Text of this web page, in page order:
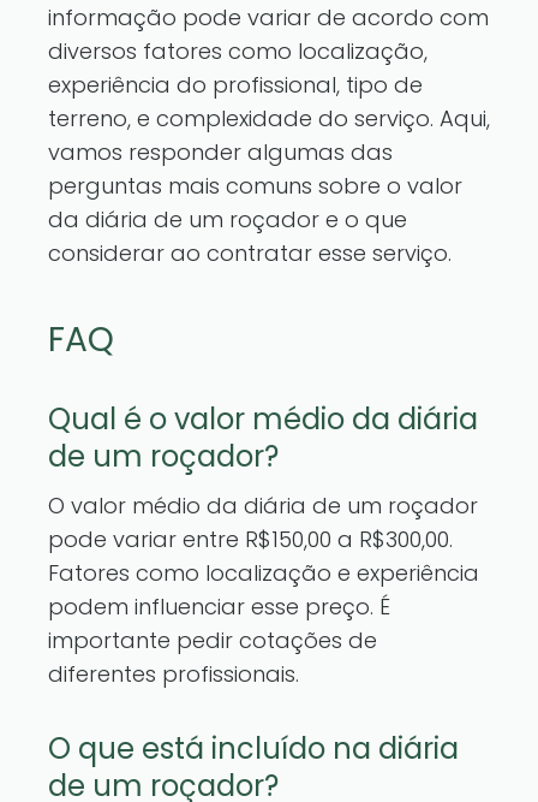
informação pode variar de acordo com
diversos fatores como localização,
experiência do profissional, tipo de
terreno, e complexidade do serviço. Aqui,
vamos responder algumas das
perguntas mais comuns sobre o valor
da diária de um roçador e o que
considerar ao contratar esse serviço.
FAQ
Qual é o valor médio da diária
de um roçador?
O valor médio da diária de um roçador
pode variar entre R$150,00 a R$300,00.
Fatores como localização e experiência
podem influenciar esse preço. É
importante pedir cotações de
diferentes profissionais.
O que está incluído na diária
de um roçador?